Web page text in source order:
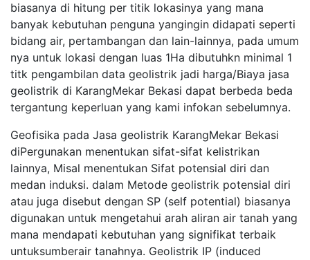
biasanya di hitung per titik lokasinya yang mana
banyak kebutuhan penguna yangingin didapati seperti
bidang air, pertambangan dan lain-lainnya, pada umum
nya untuk lokasi dengan luas 1Ha dibutuhkn minimal 1
titk pengambilan data geolistrik jadi harga/Biaya jasa
geolistrik di KarangMekar Bekasi dapat berbeda beda
tergantung keperluan yang kami infokan sebelumnya.
Geofisika pada Jasa geolistrik KarangMekar Bekasi
diPergunakan menentukan sifat-sifat kelistrikan
lainnya, Misal menentukan Sifat potensial diri dan
medan induksi. dalam Metode geolistrik potensial diri
atau juga disebut dengan SP (self potential) biasanya
digunakan untuk mengetahui arah aliran air tanah yang
mana mendapati kebutuhan yang signifikat terbaik
untuksumberair tanahnya. Geolistrik IP (induced